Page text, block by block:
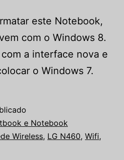
este Notebook,
com o Windows 8.
a interface nova e
o Windows 7.
e Notebook
Wireless, LG N460, Wifi,